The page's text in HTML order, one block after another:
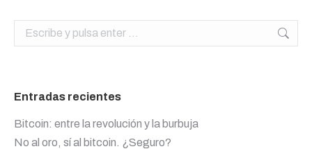
Buscar:
Entradas recientes
Bitcoin: entre la revolución y la burbuja
No al oro, sí al bitcoin. ¿Seguro?